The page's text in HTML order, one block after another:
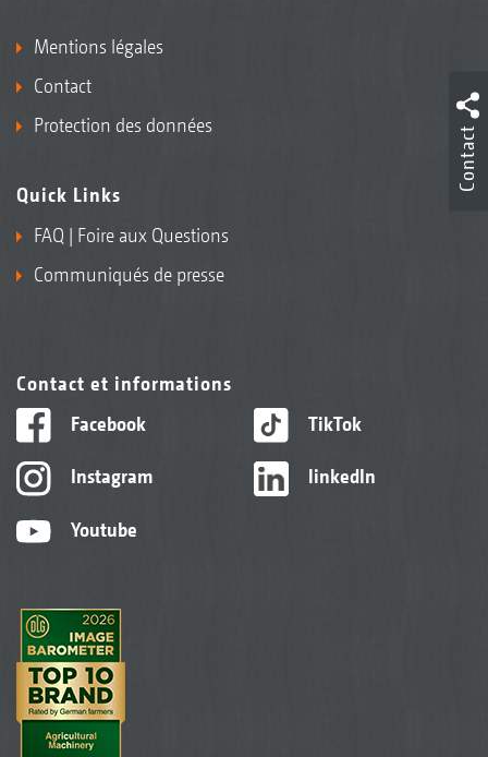
Mentions légales
Contact
Protection des données
Quick Links
FAQ | Foire aux Questions
Communiqués de presse
Contact et informations
Facebook
Instagram
Youtube
TikTok
linkedIn
Contact